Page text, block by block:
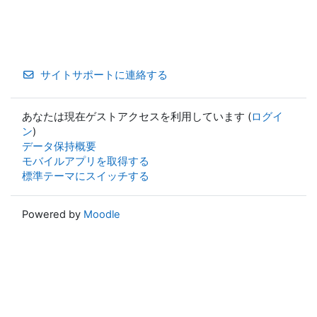
サイトサポートに連絡する
あなたは現在ゲストアクセスを利用しています (ログイ
ン)
データ保持概要
モバイルアプリを取得する
標準テーマにスイッチする
Powered by Moodle